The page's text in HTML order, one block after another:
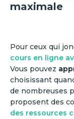
maximale
Pour ceux qui
cours en ligne
Vous pouvez
choisissant
de nombreuses
proposent des
des ressources